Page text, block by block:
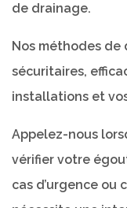
de drainage.
Nos méthodes
sécuritaires,
installations et
Appelez-nous
vérifier votre
cas d’urgence